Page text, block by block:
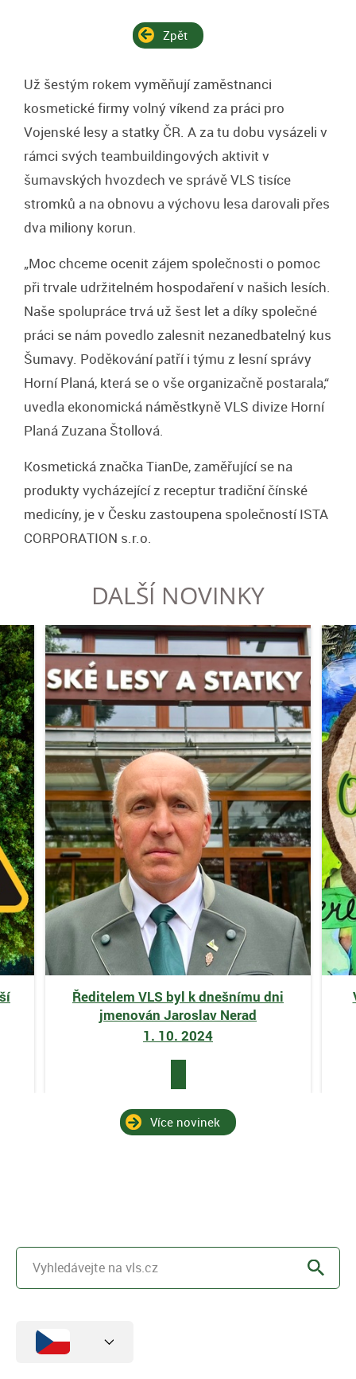
Zpět
Už šestým rokem vyměňují zaměstnanci
kosmetické firmy volný víkend za práci pro
Vojenské lesy a statky ČR. A za tu dobu vysázeli v
rámci svých teambuildingových aktivit v
šumavských hvozdech ve správě VLS tisíce
stromků a na obnovu a výchovu lesa darovali přes
dva miliony korun.
„Moc chceme ocenit zájem společnosti o pomoc
při trvale udržitelném hospodaření v našich lesích.
Naše spolupráce trvá už šest let a díky společné
práci se nám povedlo zalesnit nezanedbatelný kus
Šumavy. Poděkování patří i týmu z lesní správy
Horní Planá, která se o vše organizačně postarala,“
uvedla ekonomická náměstkyně VLS divize Horní
Planá Zuzana Štollová.
Kosmetická značka TianDe, zaměřující se na
produkty vycházející z receptur tradiční čínské
medicíny, je v Česku zastoupena společností ISTA
CORPORATION s.r.o.
DALŠÍ NOVINKY
Ředitelem VLS byl k dnešnímu dni
jmenován Jaroslav Nerad
1. 10. 2024
Více novinek